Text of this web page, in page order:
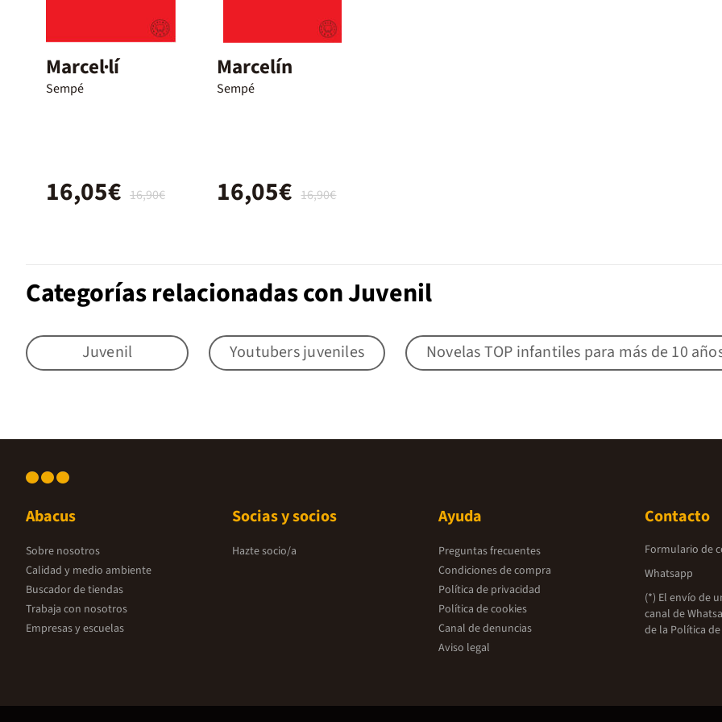
Marcel·lí
Sempé
16,90€
16,05€
Marcelín
Sempé
16,90€
16,05€
Categorías relacionadas con Juvenil
Juvenil Youtubers juveniles Novelas TOP infantiles para más de 10
Abacus
Sobre nosotros
Calidad y medio ambiente
Buscador de tiendas
Trabaja con nosotros
Empresas y escuelas
Socias y socios
Hazte socio/a
Ayuda
Preguntas frecuentes
Condiciones de compra
Política de privacidad
Política de cookies
Canal de denuncias
Aviso legal
Contacto
Formulario de
Whatsapp
(*) El envío de
canal de
de la Política